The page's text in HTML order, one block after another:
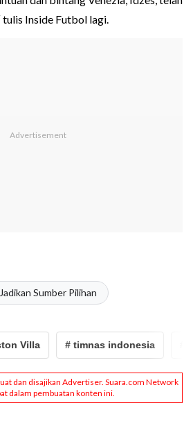
Inside Futbol lagi.
Jadikan Sumber Pilihan
Villa # timnas indonesia